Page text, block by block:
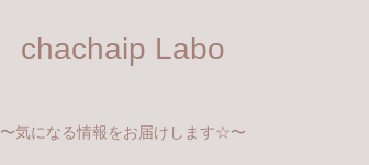
chachaip Labo
〜気になる情報をお届けします☆〜